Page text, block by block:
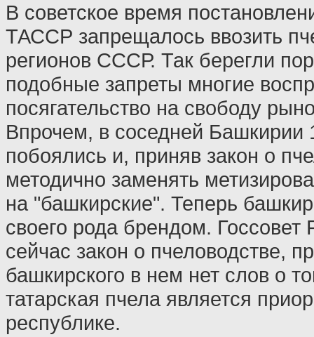
В советское время
ТАССР запрещалось ввозить
регионов СССР. Так берегли
подобные запреты многие
посягательство на свободу
Впрочем, в соседней Башкирии
побоялись и, приняв закон о
методично заменять
на "башкирские". Теперь
своего рода брендом. Госсовет
сейчас закон о пчеловодстве,
башкирского в нем нет слов о
татарская пчела является
республике.